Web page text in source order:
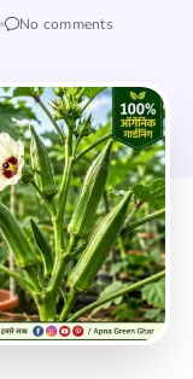
No comments